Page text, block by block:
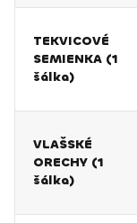
TEKVICOVÉ
SEMIENKA (1
šálka)
VLAŠSKÉ
ORECHY (1
šálka)